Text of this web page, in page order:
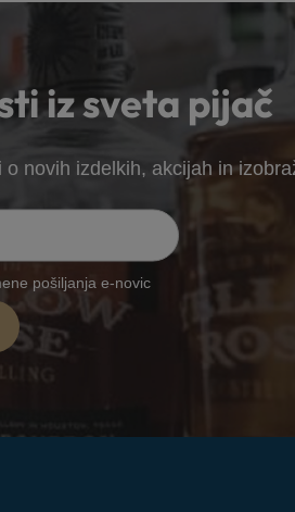
iz sveta pijač
novih izdelkih, akcijah in
pošiljanja e-novic